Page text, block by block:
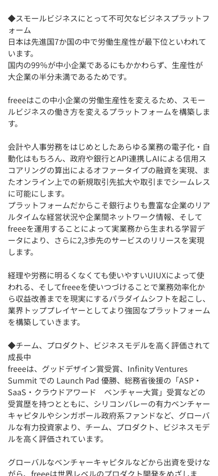
◆スモールビジネスにとって不可欠なビジネスプラットフ
ォーム
日本は先進国7か国の中で労働生産性が最下位といわれて
います。
国内の99％が中小企業であるにもかかわらず、生産性が
大企業の半分未満であるためです。
freeeはこの中小企業の労働生産性を変えるため、スモー
ルビジネスの働き方を変えるプラットフォームを構築しま
す。
会計や人事労務をはじめとしたあらゆる業務の電子化・自
動化はもちろん、政府や銀行とAPI連携しAIによる信用ス
コアリングの算出によるオファータイプの融資を実現、ま
たオンライン上での新規取引先拡大や取引までシームレス
に可能にします。
プラットフォームだからこそ銀行よりも豊富な企業のリア
ルタイムな経営状況や企業間ネットワーク情報、そして
freeeを運用することによって実業務から生まれる学習デ
ータにより、さらに2,3歩先のサービスのリリースを実現
します。
経理や労務に明るくなくても使いやすいUIUXによって使
われる、そしてfreeeを使いつづけることで業務効率化か
ら収益改善までを現実にするパラダイムシフトを起こし、
業界トッププレイヤーとしてより強固なプラットフォーム
を構築していきます。
◆チーム、プロダクト、ビジネスモデルを高く評価されて
成長中
freeeは、グッドデザイン賞受賞、Infinity Ventures
Summit での Launch Pad 優勝、総務省後援の「ASP・
SaaS・クラウドアワード ベンチャー大賞」受賞などの
受賞歴を持つとともに、シリコンバレーの有力ベンチャー
キャピタルやシンガポール政府系ファンドなど、グローバ
ルな有力投資家より、チーム、プロダクト、ビジネスモデ
ルを高く評価されています。
グローバルなベンチャーキャピタルなどから出資を受けな